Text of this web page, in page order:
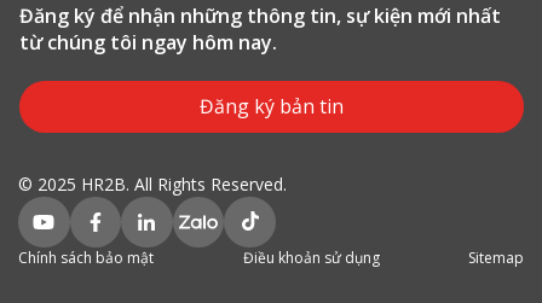
Đăng ký để nhận những thông tin, sự kiện mới nhất
từ chúng tôi ngay hôm nay.
Đăng ký bản tin
© 2025 HR2B. All Rights Reserved.
Chính sách bảo mật Điều khoản sử dụng Sitemap